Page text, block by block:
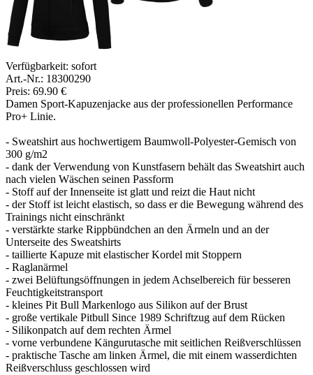
Verfügbarkeit: sofort
Art.-Nr.: 18300290
Preis: 69.90 €
Damen Sport-Kapuzenjacke aus der professionellen Performance
Pro+ Linie.
- Sweatshirt aus hochwertigem Baumwoll-Polyester-Gemisch von
300 g/m2
- dank der Verwendung von Kunstfasern behält das Sweatshirt auch
nach vielen Wäschen seinen Passform
- Stoff auf der Innenseite ist glatt und reizt die Haut nicht
- der Stoff ist leicht elastisch, so dass er die Bewegung während des
Trainings nicht einschränkt
- verstärkte starke Rippbündchen an den Ärmeln und an der
Unterseite des Sweatshirts
- taillierte Kapuze mit elastischer Kordel mit Stoppern
- Raglanärmel
- zwei Belüftungsöffnungen in jedem Achselbereich für besseren
Feuchtigkeitstransport
- kleines Pit Bull Markenlogo aus Silikon auf der Brust
- große vertikale Pitbull Since 1989 Schriftzug auf dem Rücken
- Silikonpatch auf dem rechten Ärmel
- vorne verbundene Kängurutasche mit seitlichen Reißverschlüssen
- praktische Tasche am linken Ärmel, die mit einem wasserdichten
Reißverschluss geschlossen wird